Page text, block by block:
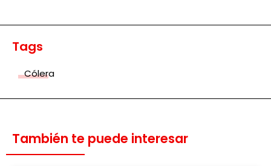
Tags
Cólera
También te puede interesar